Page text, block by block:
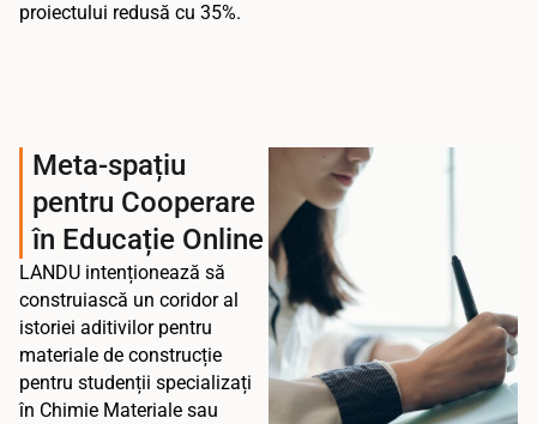
proiectului redusă cu 35%.
Meta-spațiu
pentru Cooperare
în Educație Online
LANDU intenționează să
construiască un coridor al
istoriei aditivilor pentru
materiale de construcție
pentru studenții specializați
în Chimie Materiale sau